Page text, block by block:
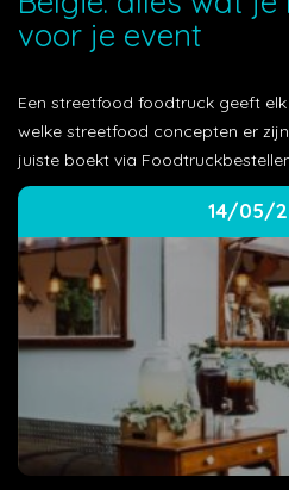
voor je event
Een streetfood foodtruck geeft
welke streetfood concepten er
juiste boekt via
14/05/